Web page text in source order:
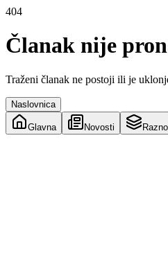
404
Članak nije
Traženi članak ne postoji ili je
Naslovnica
Glavna Novosti Razno